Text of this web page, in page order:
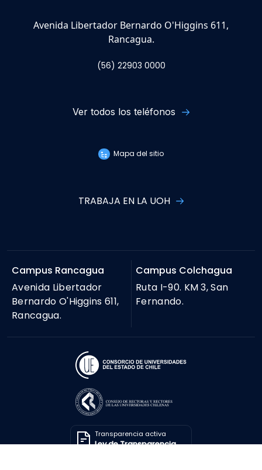
Avenida Libertador Bernardo O'Higgins 611,
Rancagua.
(56) 22903 0000
Ver todos los teléfonos
Mapa del sitio
TRABAJA EN LA UOH
Campus Rancagua
Avenida Libertador
Bernardo O'Higgins 611,
Rancagua.
Campus Colchagua
Ruta I-90. KM 3, San
Fernando.
Transparencia activa
Ley de Transparencia